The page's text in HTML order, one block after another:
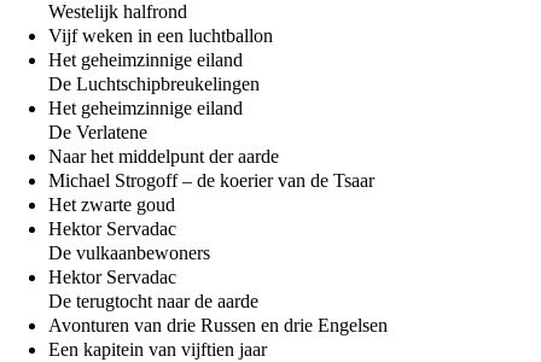
Westelijk halfrond
Vijf weken in een luchtballon
Het geheimzinnige eiland
De Luchtschipbreukelingen
Het geheimzinnige eiland
De Verlatene
Naar het middelpunt der aarde
Michael Strogoff – de koerier van de Tsaar
Het zwarte goud
Hektor Servadac
De vulkaanbewoners
Hektor Servadac
De terugtocht naar de aarde
Avonturen van drie Russen en drie Engelsen
Een kapitein van vijftien jaar